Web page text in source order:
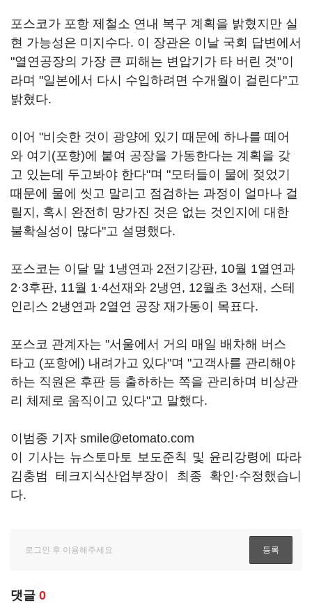
포스코가 포항 제철소 연내 복구 계획을 밝혔지만 실
현 가능성은 미지수다. 이 장관은 이날 국회 답변에서
"열연공장의 가장 큰 피해는 변압기가 타 버린 것"이
라며 "일본에서 다시 수입하려면 수개월이 걸린다"고
밝혔다.
이어 "비슷한 것이 광양에 있기 때문에 하나를 떼어
와 여기(포항)에 붙여 공장을 가동한다는 계획을 갖
고 있는데 두고봐야 한다"며 "모터들이 물에 젖었기
때문에 물에 씻고 말리고 점검하는 과정이 얼마나 걸
릴지, 혹시 완전히 망가진 것은 없는 것인지에 대한
불확실성이 많다"고 설명했다.
포스코는 이달 말 1냉연과 2전기강판, 10월 1열연과
2·3후판, 11월 1·4선재와 2냉연, 12월초 3선재, 스테
인리스 2냉연과 2열연 공장 재가동이 목표다.
포스코 관계자는 "서울에서 거의 매일 배차해 버스
타고 (포항에) 내려가고 있다"며 "고객사를 관리해야
하는 직원은 후판 등 출하하는 쪽을 관리하며 비상관
리 체제로 움직이고 있다"고 말했다.
이범종 기자 smile@etomato.com
이 기사는 뉴스토마토 보도준칙 및 윤리강령에 따라
김충범 테크지식산업부장이 최종 확인·수정했습니
다.
댓글 0